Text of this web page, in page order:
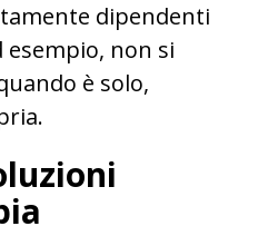
dipendenti
esempio, non si
è solo,